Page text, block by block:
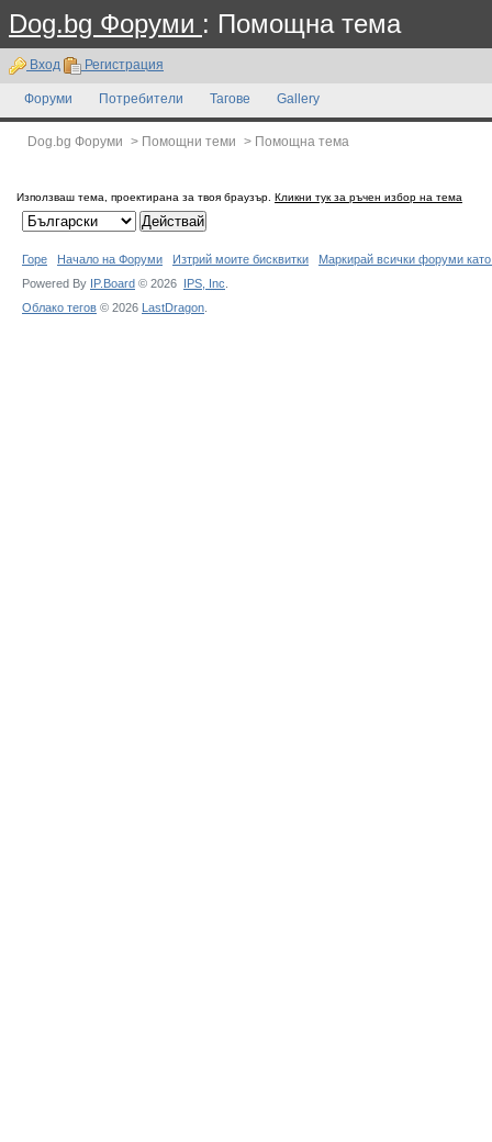
Dog.bg Форуми : Помощна тема
Вход Регистрация
Форуми Потребители Тагове Gallery
Dog.bg Форуми > Помощни теми > Помощна тема
Използваш тема, проектирана за твоя браузър. Кликни тук за ръчен избор на тема
Горе Начало на Форуми Изтрий моите бисквитки
Маркирай всички форуми
Powered By IP.Board © 2026 IPS, Inc
Облако тегов © 2026 LastDragon